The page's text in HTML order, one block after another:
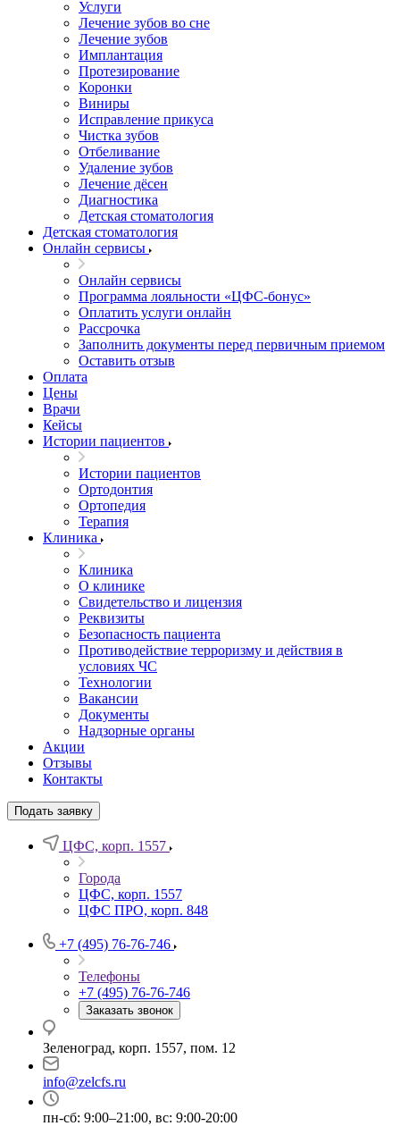
Услуги
Лечение зубов во сне
Лечение зубов
Имплантация
Протезирование
Коронки
Виниры
Исправление прикуса
Чистка зубов
Отбеливание
Удаление зубов
Лечение дёсен
Диагностика
Детская стоматология
Детская стоматология
Онлайн сервисы
Онлайн сервисы
Программа лояльности «ЦФС-бонус»
Оплатить услуги онлайн
Рассрочка
Заполнить документы перед первичным приемом
Оставить отзыв
Оплата
Цены
Врачи
Кейсы
Истории пациентов
Истории пациентов
Ортодонтия
Ортопедия
Терапия
Клиника
Клиника
О клинике
Свидетельство и лицензия
Реквизиты
Безопасность пациента
Противодействие терроризму и действия в
условиях ЧС
Технологии
Вакансии
Документы
Надзорные органы
Акции
Отзывы
Контакты
Подать заявку
ЦФС, корп. 1557
Города
ЦФС, корп. 1557
ЦФС ПРО, корп. 848
+7 (495) 76-76-746
Телефоны
+7 (495) 76-76-746
Заказать звонок
Зеленоград, корп. 1557, пом. 12
info@zelcfs.ru
пн-сб: 9:00–21:00, вс: 9:00-20:00